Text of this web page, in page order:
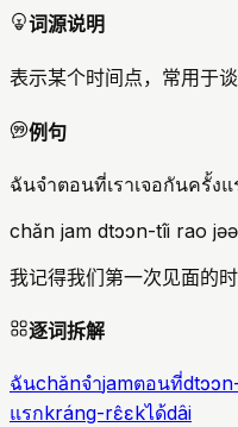
词源说明
表示某个时间点，常用于谈
例句
ฉันจำตอนที่เราเจอกันครั้งแ
chǎn jam dtɔɔn-tîi rao
我记得我们第一次见面的时
逐词拆解
ฉันchǎnจำjamตอนที่
แรกkráng-rɛ̂ɛkได้dâi